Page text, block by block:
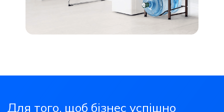
Для того, щоб бізнес успішно